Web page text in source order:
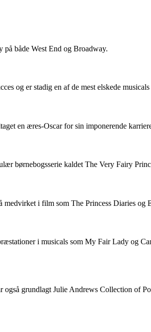
både West End og Broadway.
og er stadig en af de mest elskede musicals
en æres-Oscar for sin imponerende
børnebogsserie kaldet The Very Fairy
i film som The Princess Diaries og
i musicals som My Fair Lady og
grundlagt Julie Andrews Collection of